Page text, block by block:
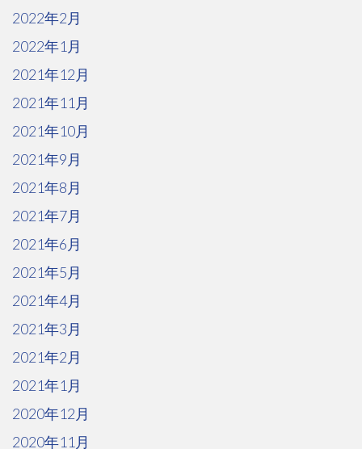
2022年2月
2022年1月
2021年12月
2021年11月
2021年10月
2021年9月
2021年8月
2021年7月
2021年6月
2021年5月
2021年4月
2021年3月
2021年2月
2021年1月
2020年12月
2020年11月